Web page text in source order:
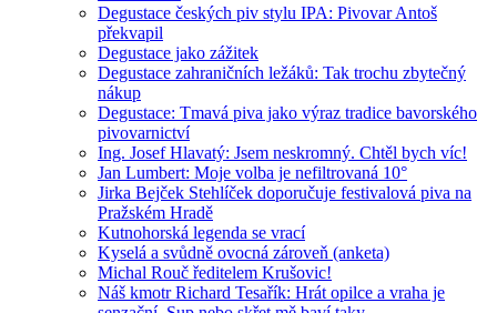
Degustace českých piv stylu IPA: Pivovar Antoš
překvapil
Degustace jako zážitek
Degustace zahraničních ležáků: Tak trochu zbytečný
nákup
Degustace: Tmavá piva jako výraz tradice bavorského
pivovarnictví
Ing. Josef Hlavatý: Jsem neskromný. Chtěl bych víc!
Jan Lumbert: Moje volba je nefiltrovaná 10°
Jirka Bejček Stehlíček doporučuje festivalová piva na
Pražském Hradě
Kutnohorská legenda se vrací
Kyselá a svůdně ovocná zároveň (anketa)
Michal Rouč ředitelem Krušovic!
Náš kmotr Richard Tesařík: Hrát opilce a vraha je